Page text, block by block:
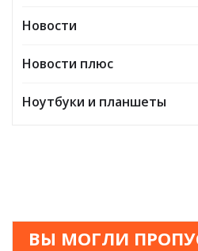
Новости
Новости плюс
Ноутбуки и планшеты
ВЫ МОГЛИ